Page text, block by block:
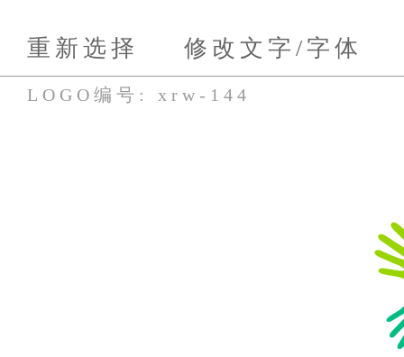
重新选择 修改文字/字体
LOGO编号: xrw-144